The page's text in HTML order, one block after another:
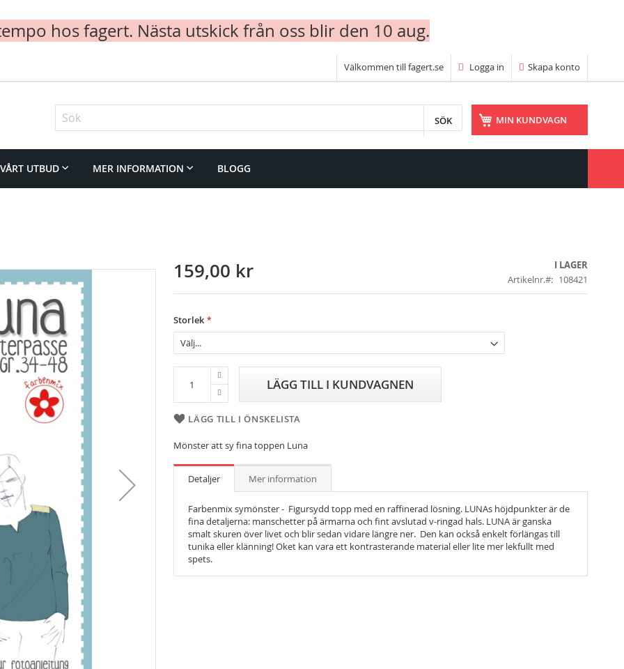
hos fagert. Nästa utskick från oss blir den 10 aug.
Välkommen till fagert.se Logga in Skapa konto
MIN KUNDVAGN
Sök
VÅRT UTBUD MER INFORMATION BLOGG
159,00 kr
I LAGER
Artikelnr.
108421
Storlek
LÄGG TILL I KUNDVAGNEN
LÄGG TILL I ÖNSKELISTA
Mönster att sy fina toppen Luna
Detaljer
Farbenmix symönster - Figursydd topp med en raffinerad lösning. LUNAs höjdpunkter är de
fina detaljerna: manschetter på ärmarna och fint avslutad v-ringad hals. LUNA är ganska
smalt skuren över livet och blir sedan vidare längre ner. Den kan också enkelt förlängas till
tunika eller klänning! Oket kan vara ett kontrasterande material eller lite mer lekfullt med
spets.
Mer information